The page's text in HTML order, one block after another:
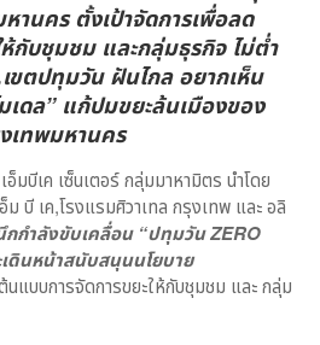
านคร ตั้งเป้าจัดการเพื่อลด
กับชุมชม และกลุ่มธุรกิจ ไม่ต่ำ
ขตปทุมวัน ฝันไกล อยากเห็น
เดล” แก้ปมขยะล้นเมืองของ
เทพมหานคร
บีเค เซ็นเตอร์ กลุ่มมาหามิตร นำโดย
ม บี เค,โรงแรมศิวาเทล กรุงเทพ และ อลิ
กำลังขับเคลื่อน “ปทุมวัน ZERO
ดินหน้าสนับสนุนนโยบาย
แบบการจัดการขยะให้กับชุมชม และ กลุ่ม